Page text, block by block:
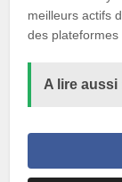
meilleurs actifs
des plateformes
A lire aussi